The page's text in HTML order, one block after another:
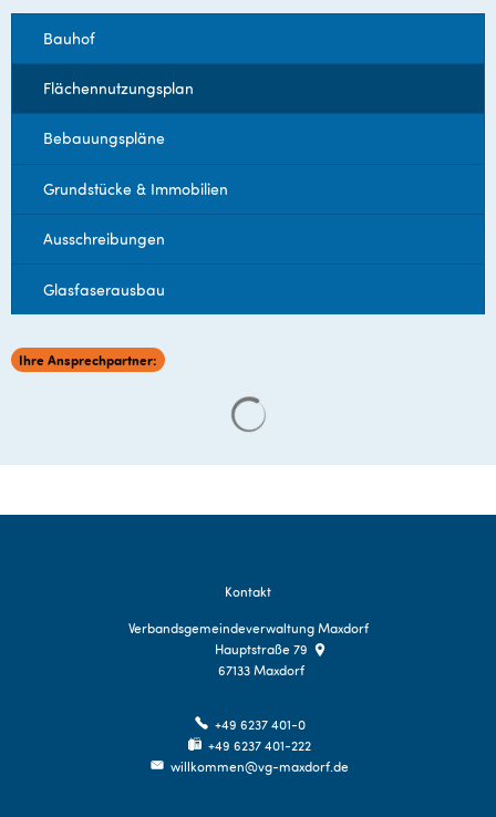
Bauhof
Flächennutzungsplan
Bebauungspläne
Grundstücke & Immobilien
Ausschreibungen
Glasfaserausbau
Ihre Ansprechpartner:
Kontakt
Verbandsgemeindeverwaltung Maxdorf
Hauptstraße 79
67133 Maxdorf
+49 6237 401-0
+49 6237 401-222
willkommen@vg-maxdorf.de